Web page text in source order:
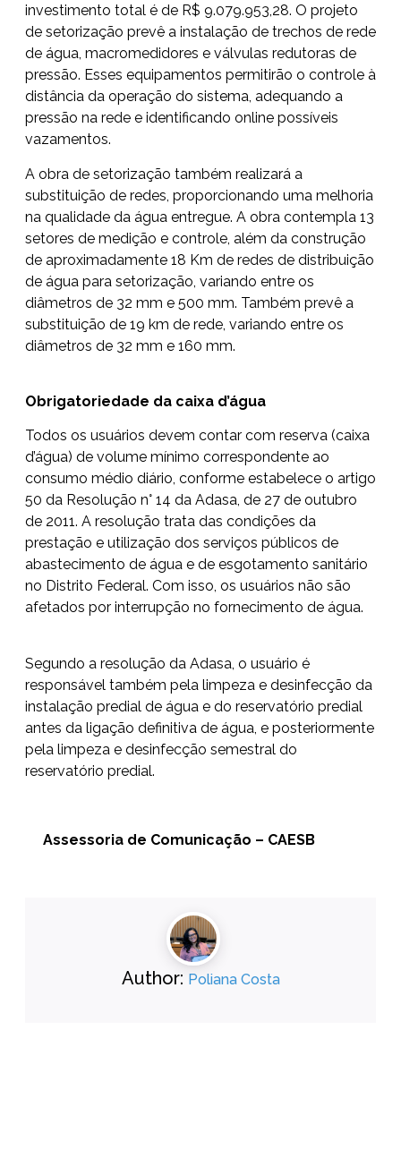
investimento total é de R$ 9.079.953,28. O projeto
de setorização prevê a instalação de trechos de rede
de água, macromedidores e válvulas redutoras de
pressão. Esses equipamentos permitirão o controle à
distância da operação do sistema, adequando a
pressão na rede e identificando online possíveis
vazamentos.
A obra de setorização também realizará a
substituição de redes, proporcionando uma melhoria
na qualidade da água entregue. A obra contempla 13
setores de medição e controle, além da construção
de aproximadamente 18 Km de redes de distribuição
de água para setorização, variando entre os
diâmetros de 32 mm e 500 mm. Também prevê a
substituição de 19 km de rede, variando entre os
diâmetros de 32 mm e 160 mm.
Obrigatoriedade da caixa d’água
Todos os usuários devem contar com reserva (caixa
d’água) de volume mínimo correspondente ao
consumo médio diário, conforme estabelece o artigo
50 da Resolução n° 14 da Adasa, de 27 de outubro
de 2011. A resolução trata das condições da
prestação e utilização dos serviços públicos de
abastecimento de água e de esgotamento sanitário
no Distrito Federal. Com isso, os usuários não são
afetados por interrupção no fornecimento de água.
Segundo a resolução da Adasa, o usuário é
responsável também pela limpeza e desinfecção da
instalação predial de água e do reservatório predial
antes da ligação definitiva de água, e posteriormente
pela limpeza e desinfecção semestral do
reservatório predial.
Assessoria de Comunicação – CAESB
Author: Poliana Costa